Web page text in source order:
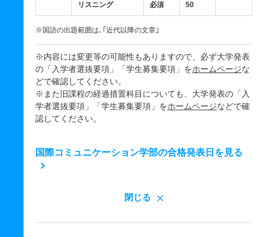
リスニング
必須 50
※国語の出題範囲は､｢近代以降の文章｣
※内容には変更等の可能性もありますので、必ず大学発表
の「入学者選抜要項」「学生募集要項」をホームページな
どで確認してください。
※また旧課程の経過措置科目についても、大学発表の「入
学者選抜要項」「学生募集要項」をホームページなどで確
認してください。
国際コミュニケーション学部の合格発表日を見る
閉じる